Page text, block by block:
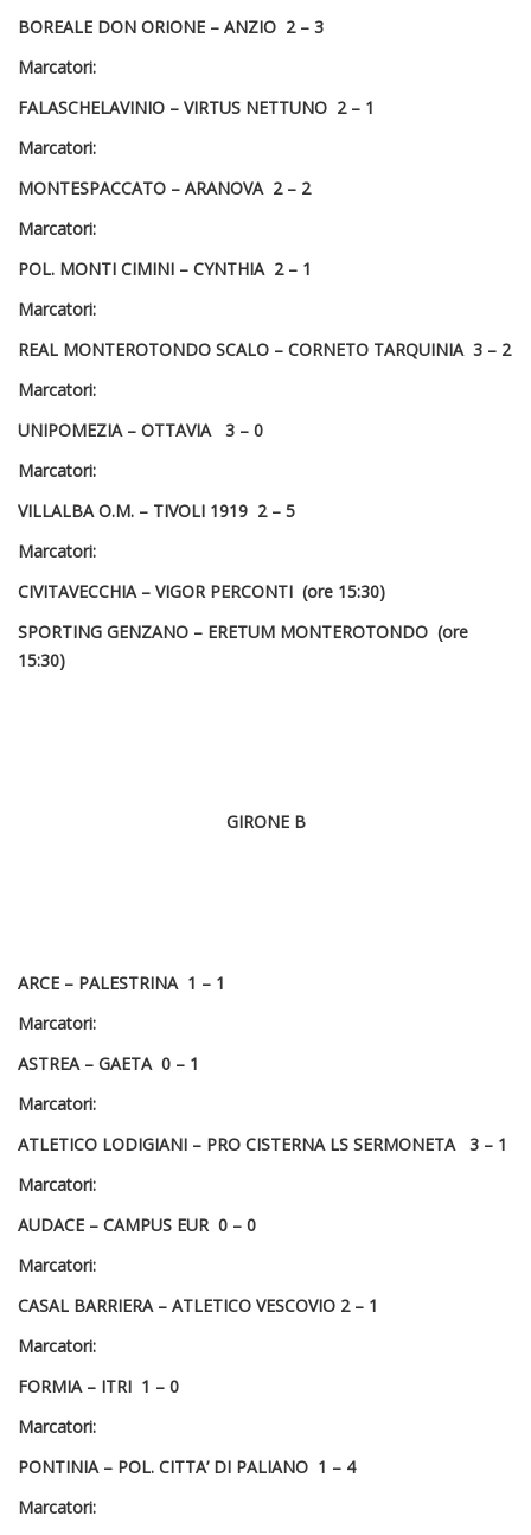
BOREALE DON ORIONE – ANZIO 2 – 3
Marcatori:
FALASCHELAVINIO – VIRTUS NETTUNO 2 – 1
Marcatori:
MONTESPACCATO – ARANOVA 2 – 2
Marcatori:
POL. MONTI CIMINI – CYNTHIA 2 – 1
Marcatori:
REAL MONTEROTONDO SCALO – CORNETO TARQUINIA 3 – 2
Marcatori:
UNIPOMEZIA – OTTAVIA 3 – 0
Marcatori:
VILLALBA O.M. – TIVOLI 1919 2 – 5
Marcatori:
CIVITAVECCHIA – VIGOR PERCONTI (ore 15:30)
SPORTING GENZANO – ERETUM MONTEROTONDO (ore
15:30)
GIRONE B
ARCE – PALESTRINA 1 – 1
Marcatori:
ASTREA – GAETA 0 – 1
Marcatori:
ATLETICO LODIGIANI – PRO CISTERNA LS SERMONETA 3 – 1
Marcatori:
AUDACE – CAMPUS EUR 0 – 0
Marcatori:
CASAL BARRIERA – ATLETICO VESCOVIO 2 – 1
Marcatori:
FORMIA – ITRI 1 – 0
Marcatori:
PONTINIA – POL. CITTA’ DI PALIANO 1 – 4
Marcatori: